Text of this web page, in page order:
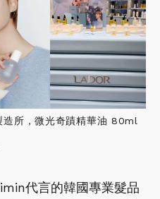
造所，微光奇蹟精華油 80ml
代言的韓國專業髮品